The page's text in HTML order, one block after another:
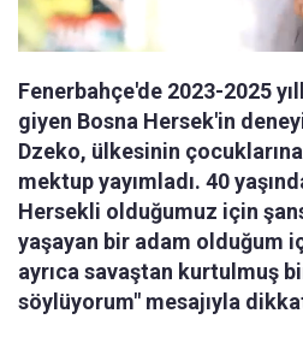
Fenerbahçe'de 2023-2025
giyen Bosna Hersek'in
Dzeko, ülkesinin
mektup yayımladı. 40
Hersekli olduğumuz için
yaşayan bir adam olduğum
ayrıca savaştan kurtulmuş
söylüyorum" mesajıyla